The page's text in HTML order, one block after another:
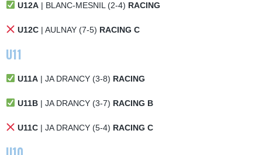
U12A| BLANC-MESNIL (2-4) RACING
U12C| AULNAY (7-5) RACING C
U11
U11A| JA DRANCY (3-8) RACING
U11B| JA DRANCY (3-7) RACING B
U11C| JA DRANCY (5-4) RACING C